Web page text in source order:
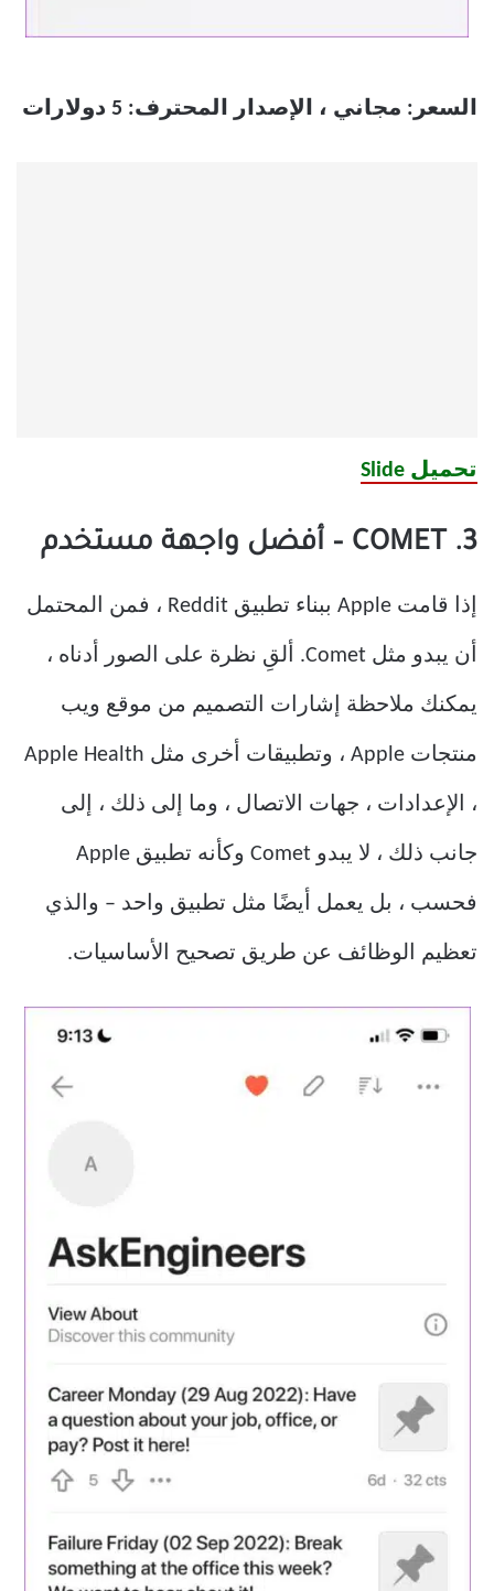
السعر: مجاني ، الإصدار المحترف: 5 دولارات
تحميل Slide
3. COMET – أفضل واجهة مستخدم
إذا قامت Apple ببناء تطبيق Reddit ، فمن المحتمل
أن يبدو مثل Comet. ألقِ نظرة على الصور أدناه ،
يمكنك ملاحظة إشارات التصميم من موقع ويب
منتجات Apple ، وتطبيقات أخرى مثل Apple Health
، الإعدادات ، جهات الاتصال ، وما إلى ذلك ، إلى
جانب ذلك ، لا يبدو Comet وكأنه تطبيق Apple
فحسب ، بل يعمل أيضًا مثل تطبيق واحد – والذي
تعظيم الوظائف عن طريق تصحيح الأساسيات.